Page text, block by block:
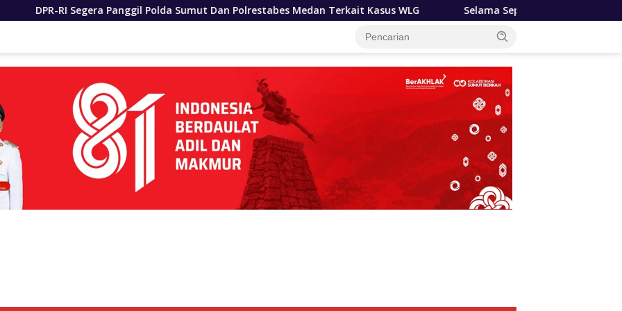
Polda Sumut Dan Polrestabes Medan Terkait Kasus WLG Selama Sepekan BNNP Sumut ‘Bongkar’ 3 Kasus Besar